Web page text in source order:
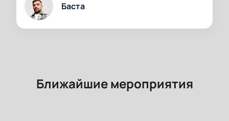
Баста
Ближайшие мероприятия